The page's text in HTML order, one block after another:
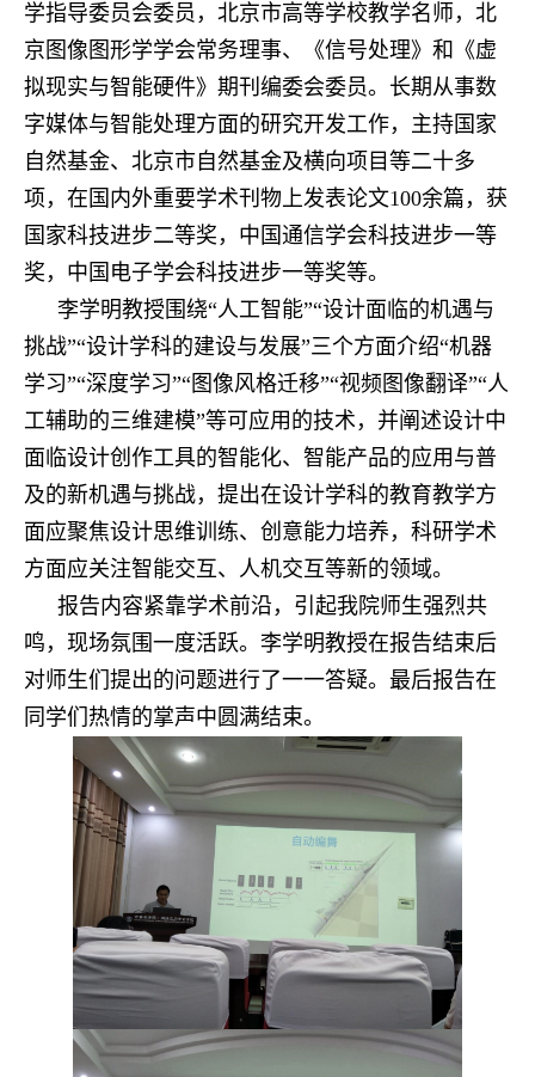
学指导委员会委员，北京市高等学校教学名师，北
京图像图形学学会常务理事、《信号处理》和《虚
拟现实与智能硬件》期刊编委会委员。长期从事数
字媒体与智能处理方面的研究开发工作，主持国家
自然基金、北京市自然基金及横向项目等二十多
项，在国内外重要学术刊物上发表论文100余篇，获
国家科技进步二等奖，中国通信学会科技进步一等
奖，中国电子学会科技进步一等奖等。
李学明教授围绕“人工智能”“设计面临的机遇与
挑战”“设计学科的建设与发展”三个方面介绍“机器
学习”“深度学习”“图像风格迁移”“视频图像翻译”“人
工辅助的三维建模”等可应用的技术，并阐述设计中
面临设计创作工具的智能化、智能产品的应用与普
及的新机遇与挑战，提出在设计学科的教育教学方
面应聚焦设计思维训练、创意能力培养，科研学术
方面应关注智能交互、人机交互等新的领域。
报告内容紧靠学术前沿，引起我院师生强烈共
鸣，现场氛围一度活跃。李学明教授在报告结束后
对师生们提出的问题进行了一一答疑。最后报告在
同学们热情的掌声中圆满结束。